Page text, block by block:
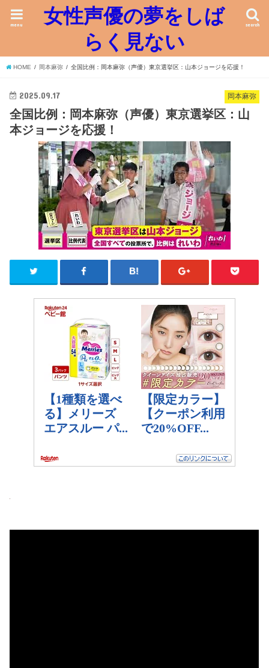
女性声優の夢をしば
らく見ない
search
menu
HOME 岡本麻弥 全国比例：岡本麻弥（声優）東京選挙区：山本ジョージを応援！
岡本麻弥
2025.09.17
全国比例：岡本麻弥（声優）東京選挙区：山
本ジョージを応援！